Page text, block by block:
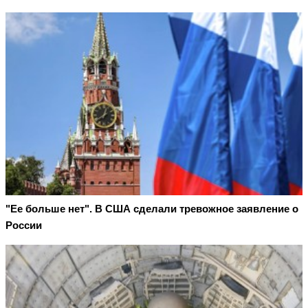
"Ее больше нет". В США сделали тревожное заявление о
России